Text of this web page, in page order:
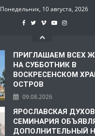
Понедельник, 10 августа, 2026
ПРИГЛАШАЕМ ВСЕХ
НА СУББОТНИК В
ВОСКРЕСЕНСКОМ
ОСТРОВ
09.08.2026
ЯРОСЛАВСКАЯ
СЕМИНАРИЯ
ДОПОЛНИТЕЛЬНЫЙ